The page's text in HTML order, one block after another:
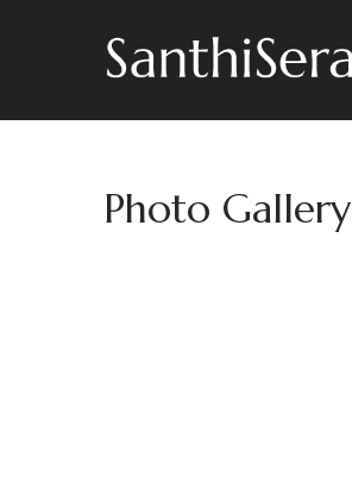
Photo Gallery